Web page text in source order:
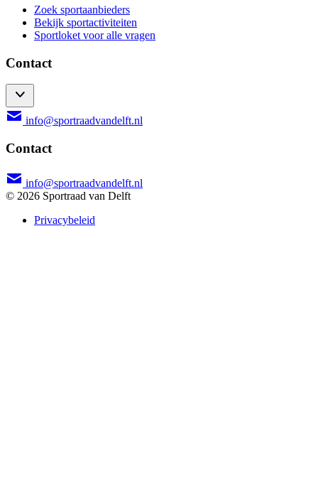
Zoek sportaanbieders
Bekijk sportactiviteiten
Sportloket voor alle vragen
Contact
info@sportraadvandelft.nl
Contact
info@sportraadvandelft.nl
© 2026 Sportraad van Delft
Privacybeleid